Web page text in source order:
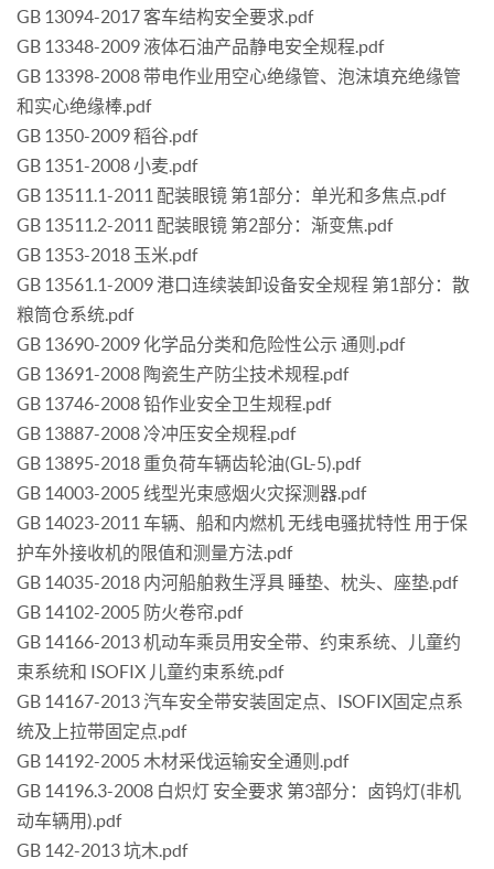
GB 13094-2017 客车结构安全要求.pdf
GB 13348-2009 液体石油产品静电安全规程.pdf
GB 13398-2008 带电作业用空心绝缘管、泡沫填充绝缘管
和实心绝缘棒.pdf
GB 1350-2009 稻谷.pdf
GB 1351-2008 小麦.pdf
GB 13511.1-2011 配装眼镜 第1部分：单光和多焦点.pdf
GB 13511.2-2011 配装眼镜 第2部分：渐变焦.pdf
GB 1353-2018 玉米.pdf
GB 13561.1-2009 港口连续装卸设备安全规程 第1部分：散
粮筒仓系统.pdf
GB 13690-2009 化学品分类和危险性公示 通则.pdf
GB 13691-2008 陶瓷生产防尘技术规程.pdf
GB 13746-2008 铅作业安全卫生规程.pdf
GB 13887-2008 冷冲压安全规程.pdf
GB 13895-2018 重负荷车辆齿轮油(GL-5).pdf
GB 14003-2005 线型光束感烟火灾探测器.pdf
GB 14023-2011 车辆、船和内燃机 无线电骚扰特性 用于保
护车外接收机的限值和测量方法.pdf
GB 14035-2018 内河船舶救生浮具 睡垫、枕头、座垫.pdf
GB 14102-2005 防火卷帘.pdf
GB 14166-2013 机动车乘员用安全带、约束系统、儿童约
束系统和 ISOFIX 儿童约束系统.pdf
GB 14167-2013 汽车安全带安装固定点、ISOFIX固定点系
统及上拉带固定点.pdf
GB 14192-2005 木材采伐运输安全通则.pdf
GB 14196.3-2008 白炽灯 安全要求 第3部分：卤钨灯(非机
动车辆用).pdf
GB 142-2013 坑木.pdf